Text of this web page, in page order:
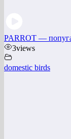
PARROT —
3views
domestic birds